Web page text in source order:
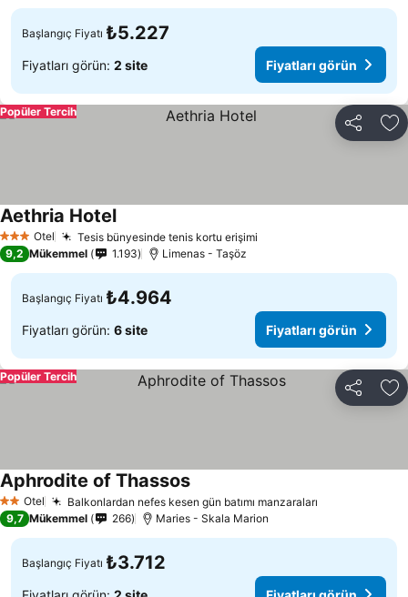
Başlangıç Fiyatı ₺5.227
Fiyatları görün: 2 site Fiyatları görün
Paylaş
Popüler Tercih
3 YıldızOtel Tesis bünyesinde tenis kortu erişimi
Aethria Hotel
9,2 Mükemmel 1.193 Limenas - Taşöz
Başlangıç Fiyatı ₺4.964
Fiyatları görün: 6 site Fiyatları görün
Paylaş
Popüler Tercih
2 Yıldız
Otel Balkonlardan nefes kesen gün batımı manzaraları
Aphrodite of Thassos
9,7 Mükemmel 266 Maries - Skala Marion
Başlangıç Fiyatı ₺3.712